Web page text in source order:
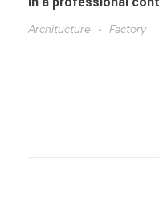
Architucture
Factory